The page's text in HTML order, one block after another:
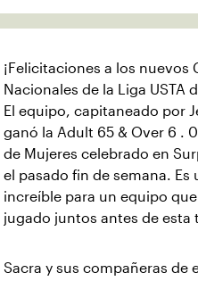
¡Felicitaciones a los nuevos
Nacionales de la Liga USTA
El equipo, capitaneado por
ganó la Adult 65 & Over 6 .
de Mujeres celebrado en
el pasado fin de semana. Es
increíble para un equipo
jugado juntos antes de esta
Sacra y sus compañeras de